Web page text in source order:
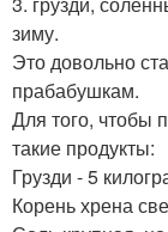
зиму.
Это довольно
прабабушкам.
Для того, чтобы
такие продукты:
Грузди - 5
Корень хрена